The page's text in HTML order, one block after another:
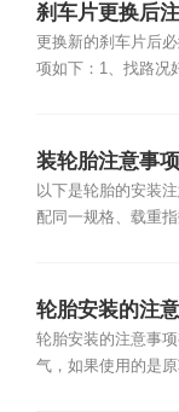
刹车片更换后
更换新的刹车片后
项如下：1、找路况
装轮胎注意事
以下是轮胎的安装
配同一规格、载重
轮胎安装的注
轮胎安装的注意事
气，如果使用的是